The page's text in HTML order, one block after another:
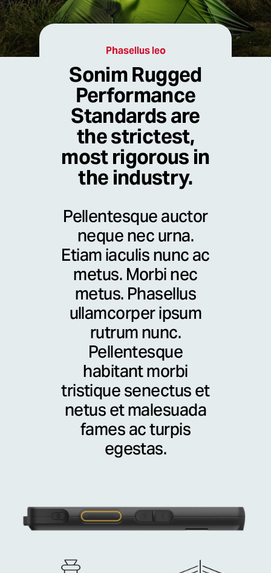
Phasellus leo
Sonim Rugged
Performance
Standards are
the strictest,
most rigorous in
the industry.
Pellentesque auctor
neque nec urna.
Etiam iaculis nunc ac
metus. Morbi nec
metus. Phasellus
ullamcorper ipsum
rutrum nunc.
Pellentesque
habitant morbi
tristique senectus et
netus et malesuada
fames ac turpis
egestas.